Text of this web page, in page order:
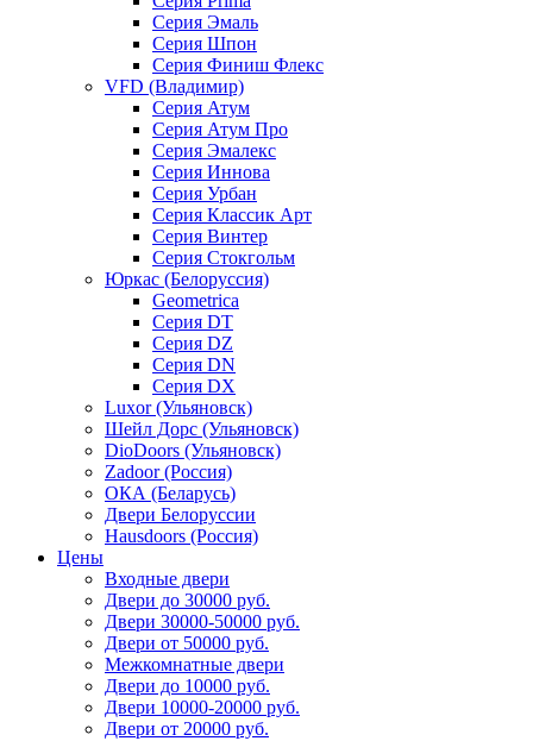
Серия Эмаль
Серия Шпон
Серия Финиш Флекс
VFD (Владимир)
Серия Атум
Серия Атум Про
Серия Эмалекс
Серия Иннова
Серия Урбан
Серия Классик Арт
Серия Винтер
Серия Стокгольм
Юркас (Белоруссия)
Geometrica
Серия DT
Серия DZ
Серия DN
Серия DX
Luxor (Ульяновск)
Шейл Дорс (Ульяновск)
DioDoors (Ульяновск)
Zadoor (Россия)
ОКА (Беларусь)
Двери Белоруссии
Hausdoors (Россия)
Цены
Входные двери
Двери до 30000 руб.
Двери 30000-50000 руб.
Двери от 50000 руб.
Межкомнатные двери
Двери до 10000 руб.
Двери 10000-20000 руб.
Двери от 20000 руб.